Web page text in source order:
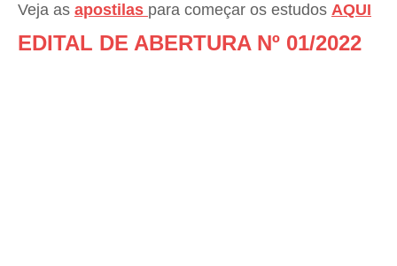
Veja as apostilas para começar os estudos AQUI
EDITAL DE ABERTURA Nº 01/2022